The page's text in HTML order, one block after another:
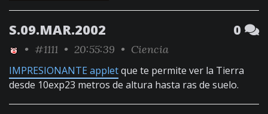
S.09.MAR.2002 0
• #1111 • 20:55:39 • Ciencia
IMPRESIONANTE appletque te permite ver la Tierra
desde 10exp23 metros de altura hasta ras de suelo.